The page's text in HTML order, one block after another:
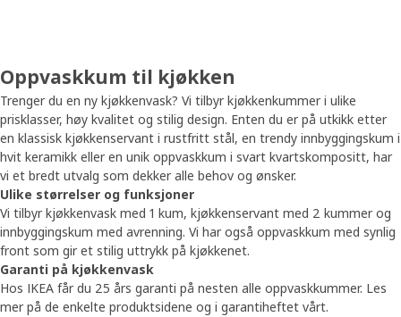
Oppvaskkum til kjøkken
Trenger du en ny kjøkkenvask? Vi tilbyr kjøkkenkummer i ulike
prisklasser, høy kvalitet og stilig design. Enten du er på utkikk etter
en klassisk kjøkkenservant i rustfritt stål, en trendy innbyggingskum i
hvit keramikk eller en unik oppvaskkum i svart kvartskompositt, har
vi et bredt utvalg som dekker alle behov og ønsker.
Ulike størrelser og funksjoner
Vi tilbyr kjøkkenvask med 1 kum, kjøkkenservant med 2 kummer og
innbyggingskum med avrenning. Vi har også oppvaskkum med synlig
front som gir et stilig uttrykk på kjøkkenet.
Garanti på kjøkkenvask
Hos IKEA får du 25 års garanti på nesten alle oppvaskkummer. Les
mer på de enkelte produktsidene og i garantiheftet vårt.